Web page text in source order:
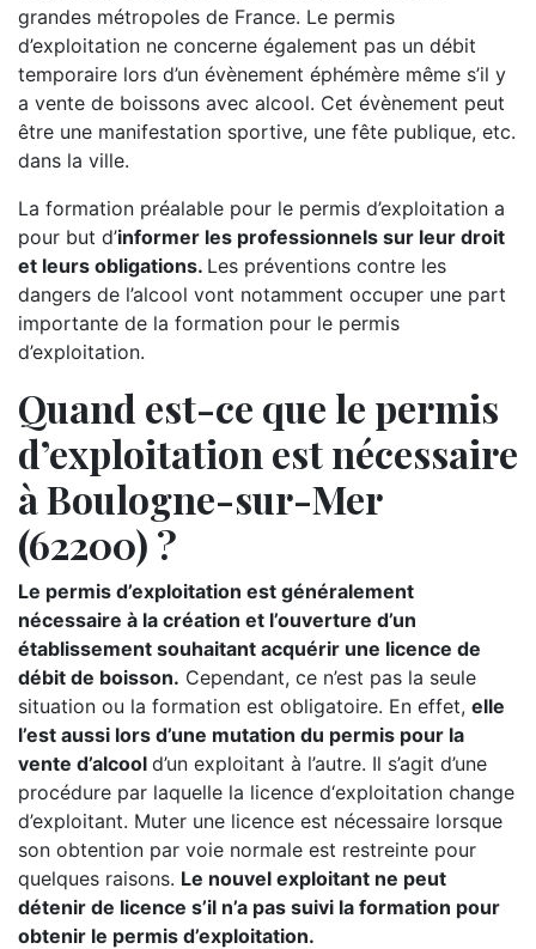
grandes métropoles de France. Le permis
d’exploitation ne concerne également pas un débit
temporaire lors d’un évènement éphémère même s’il y
a vente de boissons avec alcool. Cet évènement peut
être une manifestation sportive, une fête publique, etc.
dans la ville.
La formation préalable pour le permis d’exploitation a
pour but d’informer les professionnels sur leur droit
et leurs obligations. Les préventions contre les
dangers de l’alcool vont notamment occuper une part
importante de la formation pour le permis
d’exploitation.
Quand est-ce que le permis
d’exploitation est nécessaire
à Boulogne-sur-Mer
(62200) ?
Le permis d’exploitation est généralement
nécessaire à la création et l’ouverture d’un
établissement souhaitant acquérir une licence de
débit de boisson. Cependant, ce n’est pas la seule
situation ou la formation est obligatoire. En effet, elle
l’est aussi lors d’une mutation du permis pour la
vente d’alcool d’un exploitant à l’autre. Il s’agit d’une
procédure par laquelle la licence d‘exploitation change
d’exploitant. Muter une licence est nécessaire lorsque
son obtention par voie normale est restreinte pour
quelques raisons. Le nouvel exploitant ne peut
détenir de licence s’il n’a pas suivi la formation pour
obtenir le permis d’exploitation.